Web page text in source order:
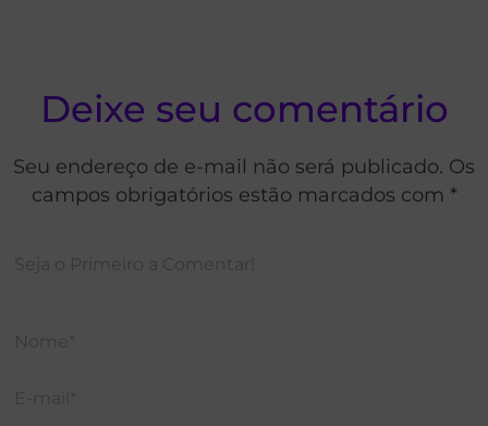
Deixe seu comentário
Seu endereço de e-mail não será publicado. Os
campos obrigatórios estão marcados com *